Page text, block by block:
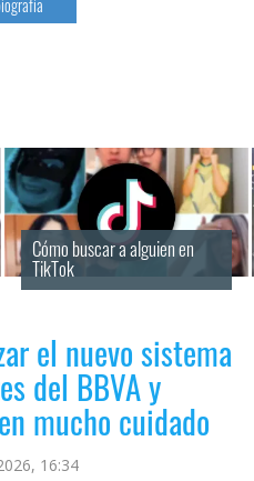
Cómo buscar a alguien en
TikTok
el nuevo sistema
del BBVA y
mucho cuidado
16:34